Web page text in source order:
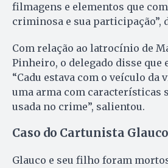
filmagens e elementos que
criminosa e sua participação”,
Com relação ao latrocínio de
Pinheiro, o delegado disse que
“Cadu estava com o veículo da
uma arma com características
usada no crime”, salientou.
Caso do Cartunista Glauco
Glauco e seu filho foram mortos